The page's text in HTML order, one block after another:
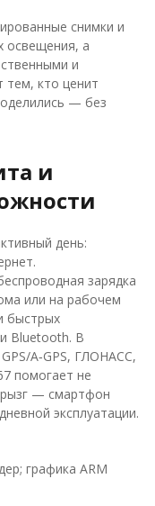
снимки и
освещения, а
и
кто ценит
— без
и
день:
зарядка
или на рабочем
быстрых
Bluetooth. В
A‑GPS, ГЛОНАСС,
помогает не
— смартфон
эксплуатации.
графика ARM